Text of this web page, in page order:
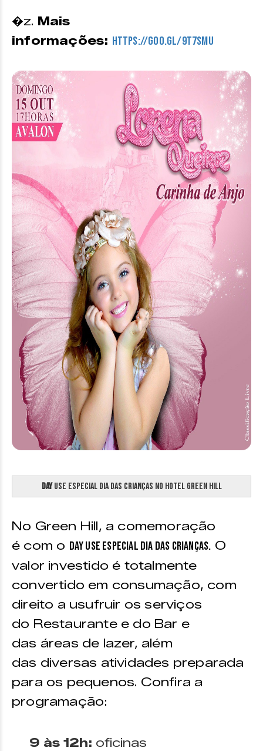
�z. Mais
informações: https://goo.gl/9t7Smu
DayUse Especial Dia das Crianças no Hotel Green Hill
No Green Hill, a comemoração
é com o Day Use Especial Dia das Crianças. O
valor investido é totalmente
convertido em consumação, com
direito a usufruir os serviços
do Restaurante e do Bar e
das áreas de lazer, além
das diversas atividades preparada
para os pequenos. Confira a
programação:
9 às 12h: oficinas